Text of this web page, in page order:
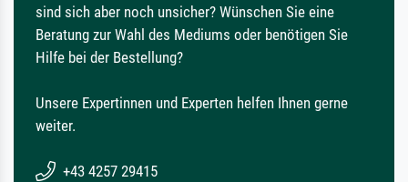
sind sich aber noch unsicher? Wünschen Sie eine
Beratung zur Wahl des Mediums oder benötigen Sie
Hilfe bei der Bestellung?
Unsere Expertinnen und Experten helfen Ihnen gerne
weiter.
+43 4257 29415